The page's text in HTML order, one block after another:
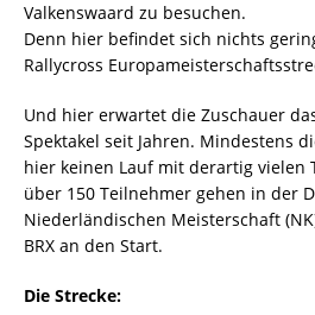
Valkenswaard zu besuchen.
Denn hier befindet sich nichts
Rallycross
Und hier erwartet die Zuschauer
Spektakel seit Jahren. Mindestens
hier keinen Lauf mit derartig vielen
über 150 Teilnehmer gehen in der
Niederländischen Meisterschaft
BRX an den Start.
Die Strecke: